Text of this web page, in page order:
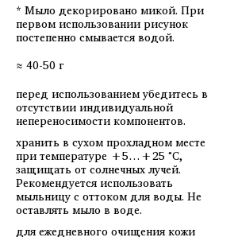
* Мыло декорировано микой. При
первом использовании рисунок
постепенно смывается водой.
≈ 40-50 г
перед использованием убедитесь в
отсутствии индивидуальной
непереносимости компонентов.
хранить в сухом прохладном месте
при температуре +5…+25 °C,
защищать от солнечных лучей.
Рекомендуется использовать
мыльницу с оттоком для воды. Не
оставлять мыло в воде.
для ежедневного очищения кожи